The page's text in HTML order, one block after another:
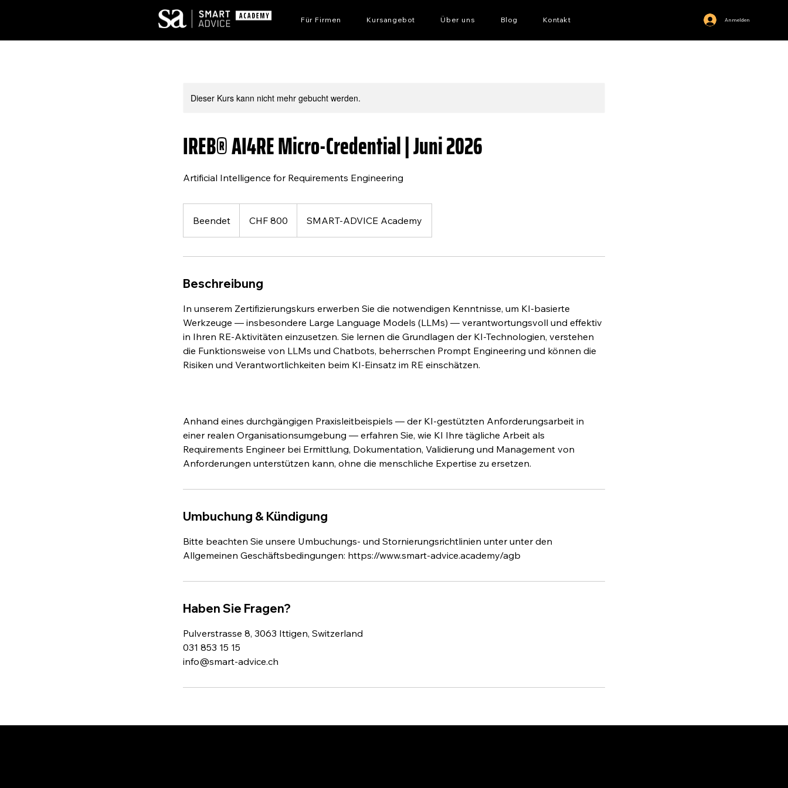
Anmelden
Für Firmen Kursangebot Über uns Blog Kontakt
Dieser Kurs kann nicht mehr gebucht werden.
IREB® AI4RE Micro-Credential | Juni 2026
Artificial Intelligence for Requirements Engineering
Beendet
e
d
e
t
Franken
CHF 800 SMART-ADVICE Academy
Beschreibung
In unserem Zertifizierungskurs erwerben Sie die notwendigen Kenntnisse, um KI-basierte
Werkzeuge — insbesondere Large Language Models (LLMs) — verantwortungsvoll und effektiv
in Ihren RE-Aktivitäten einzusetzen. Sie lernen die Grundlagen der KI-Technologien, verstehen
die Funktionsweise von LLMs und Chatbots, beherrschen Prompt Engineering und können die
Risiken und Verantwortlichkeiten beim KI-Einsatz im RE einschätzen.
Anhand eines durchgängigen Praxisleitbeispiels — der KI-gestützten Anforderungsarbeit in
einer realen Organisationsumgebung — erfahren Sie, wie KI Ihre tägliche Arbeit als
Requirements Engineer bei Ermittlung, Dokumentation, Validierung und Management von
Anforderungen unterstützen kann, ohne die menschliche Expertise zu ersetzen.
Umbuchung & Kündigung
Bitte beachten Sie unsere Umbuchungs- und Stornierungsrichtlinien unter unter den
Allgemeinen Geschäftsbedingungen: https://www.smart-advice.academy/agb
Haben Sie Fragen?
Pulverstrasse 8, 3063 Ittigen, Switzerland
031 853 15 15
info@smart-advice.ch